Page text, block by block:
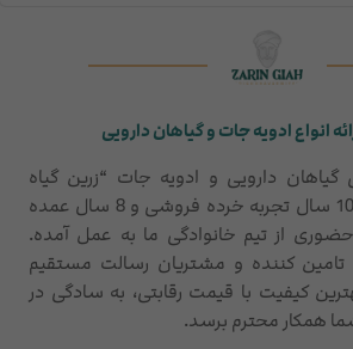
انواع ادویه جات و گیاهان دارویی
گیاهان دارویی و ادویه جات “زرین گیاه
صدیقی” به واسطه 10 سال تجربه خرده فروشی و 8 سال عمده
از تیم خانوادگی ما به عمل آمده.
کننده و مشتریان رسالت مستقیم
کیفیت با قیمت رقابتی، به سادگی در
همکار محترم برسد.